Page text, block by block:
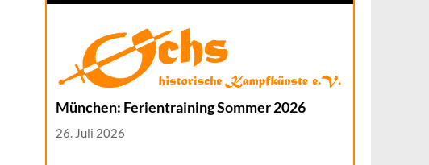
München: Ferientraining Sommer 2026
26. Juli 2026